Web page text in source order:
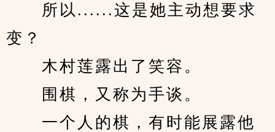
所以......这是她主动想要求
变？
木村莲露出了笑容。
围棋，又称为手谈。
一个人的棋，有时能展露他